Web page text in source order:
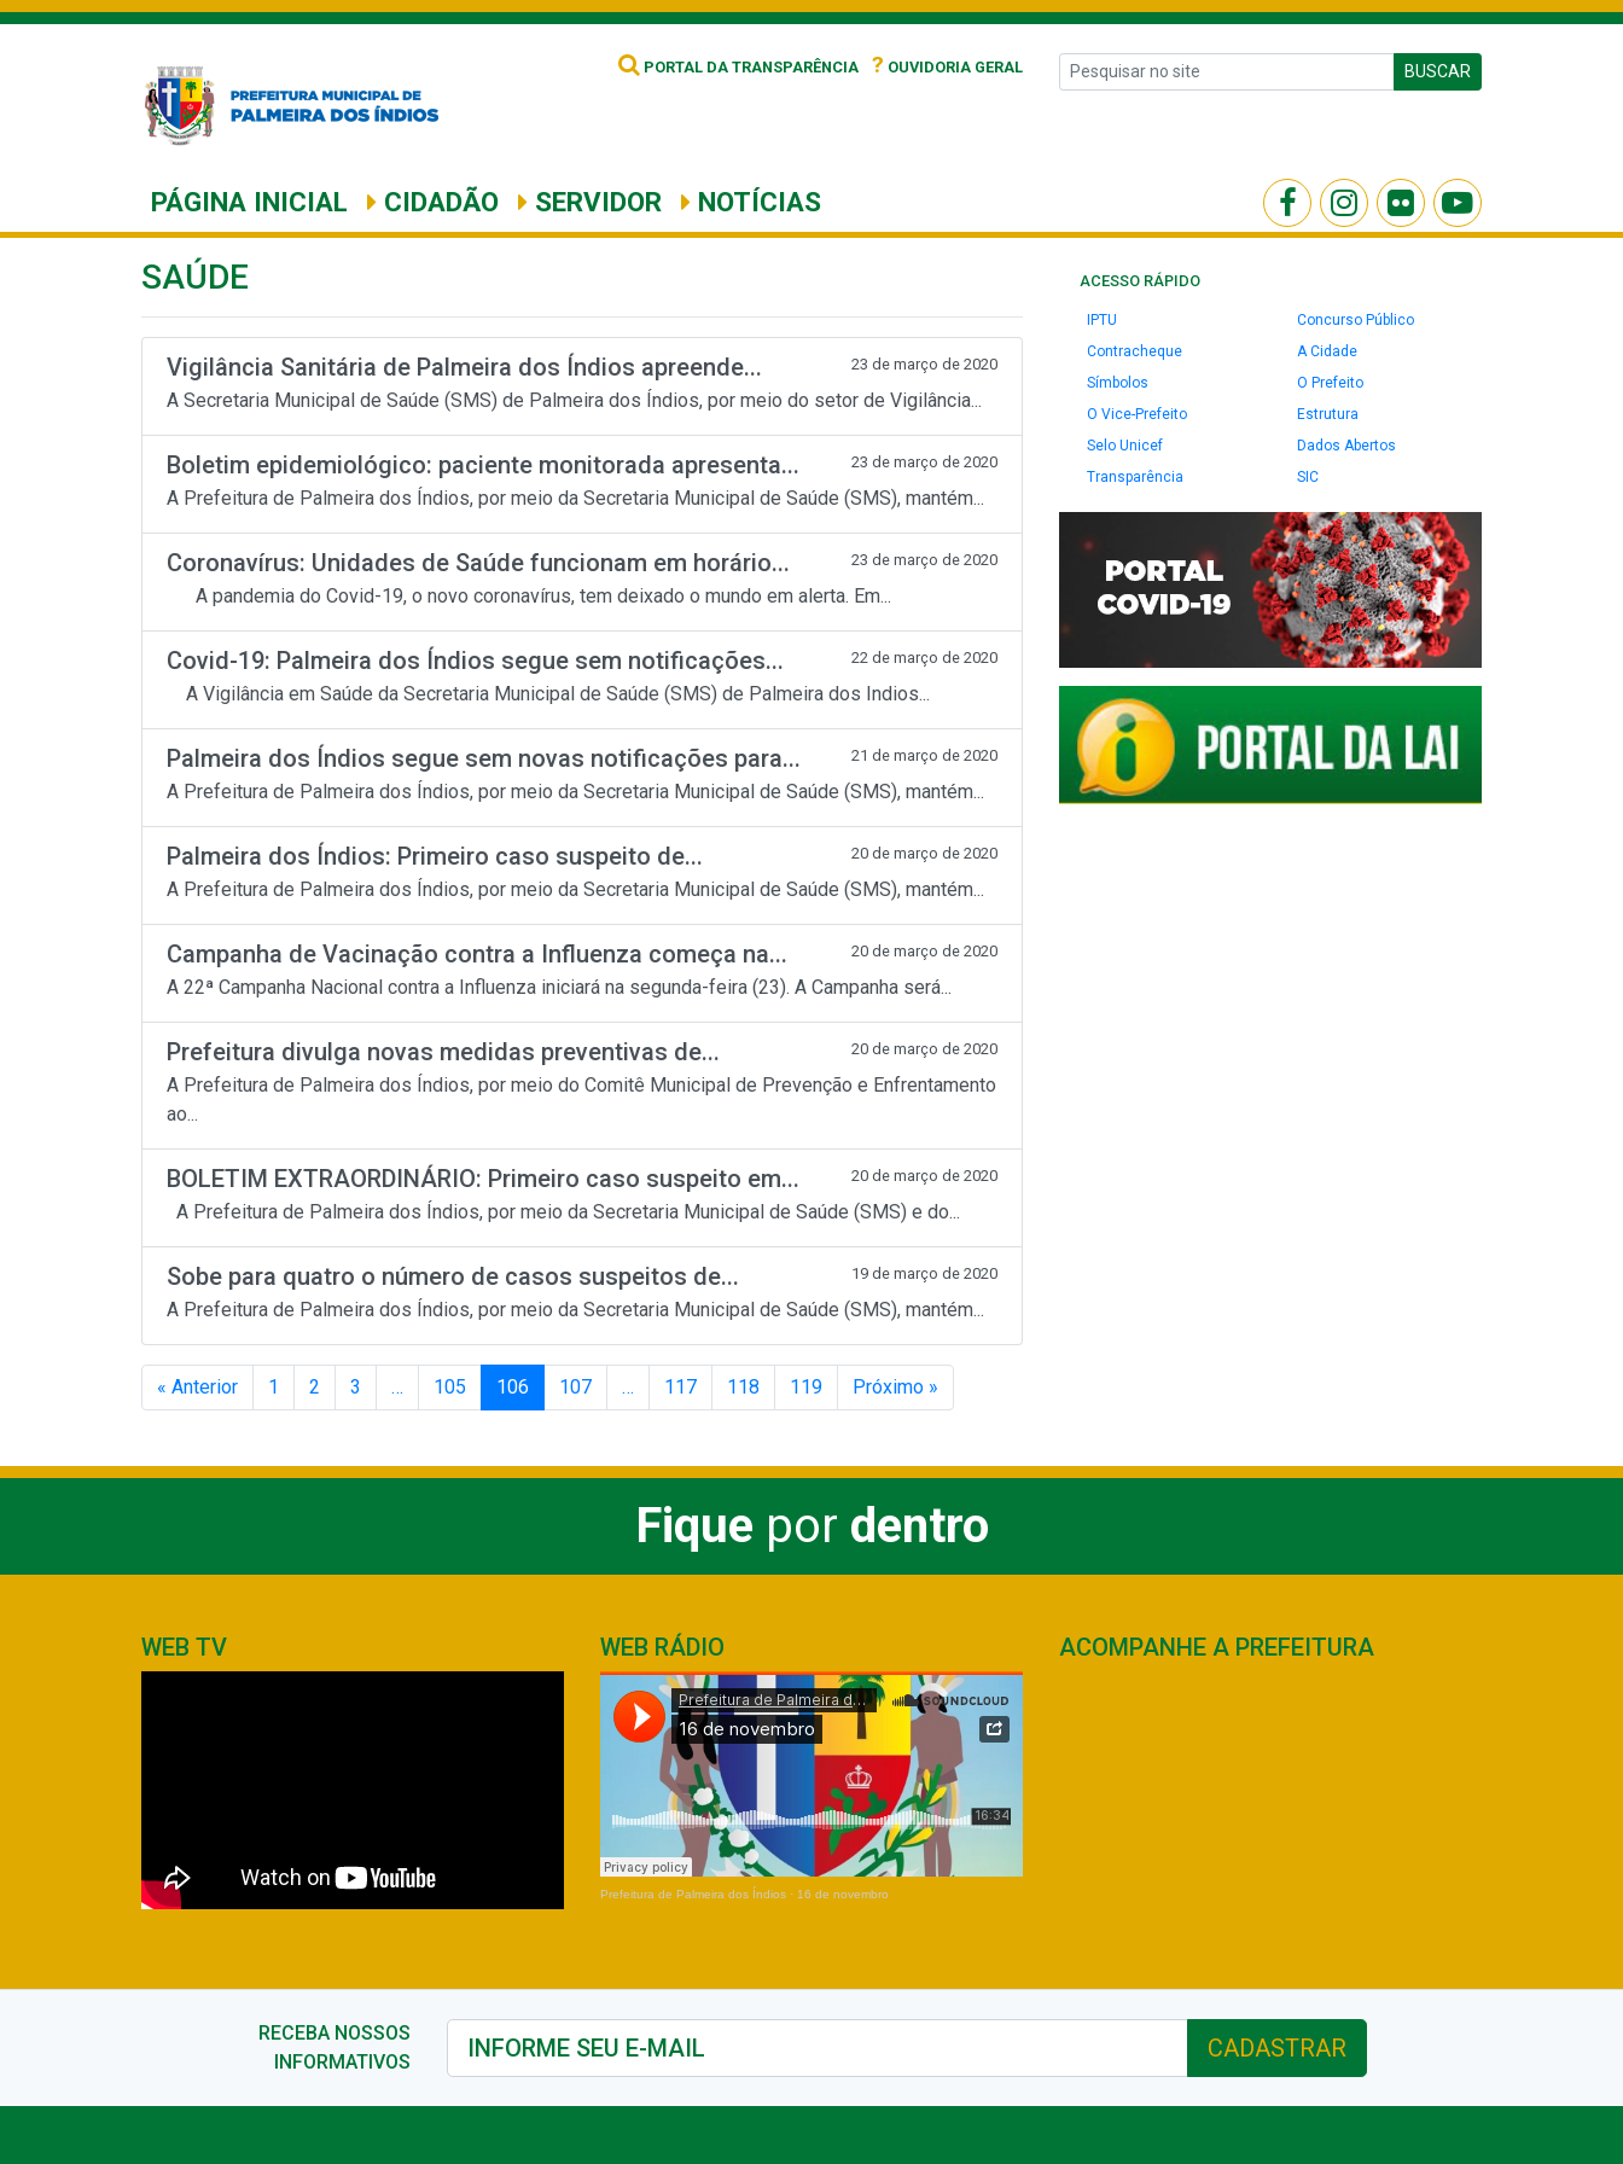
PORTAL DA TRANSPARÊNCIA ? OUVIDORIA GERAL BUSCAR
PÁGINA INICIAL CIDADÃO SERVIDOR NOTÍCIAS
SAÚDE
Vigilância Sanitária de Palmeira dos Índios apreende... 23 de março de 2020
A Secretaria Municipal de Saúde (SMS) de Palmeira dos Índios, por meio do setor de Vigilância...
Boletim epidemiológico: paciente monitorada apresenta... 23 de março de 2020
A Prefeitura de Palmeira dos Índios, por meio da Secretaria Municipal de Saúde (SMS), mantém...
Coronavírus: Unidades de Saúde funcionam em horário... 23 de março de 2020
A pandemia do Covid-19, o novo coronavírus, tem deixado o mundo em alerta. Em...
Covid-19: Palmeira dos Índios segue sem notificações... 22 de março de 2020
A Vigilância em Saúde da Secretaria Municipal de Saúde (SMS) de Palmeira dos Indios...
Palmeira dos Índios segue sem novas notificações para... 21 de março de 2020
A Prefeitura de Palmeira dos Índios, por meio da Secretaria Municipal de Saúde (SMS), mantém...
Palmeira dos Índios: Primeiro caso suspeito de... 20 de março de 2020
A Prefeitura de Palmeira dos Índios, por meio da Secretaria Municipal de Saúde (SMS), mantém...
Campanha de Vacinação contra a Influenza começa na... 20 de março de 2020
A 22ª Campanha Nacional contra a Influenza iniciará na segunda-feira (23). A Campanha será...
Prefeitura divulga novas medidas preventivas de... 20 de março de 2020
A Prefeitura de Palmeira dos Índios, por meio do Comitê Municipal de Prevenção e Enfrentamento
ao...
BOLETIM EXTRAORDINÁRIO: Primeiro caso suspeito em... 20 de março de 2020
A Prefeitura de Palmeira dos Índios, por meio da Secretaria Municipal de Saúde (SMS) e do...
Sobe para quatro o número de casos suspeitos de... 19 de março de 2020
A Prefeitura de Palmeira dos Índios, por meio da Secretaria Municipal de Saúde (SMS), mantém...
« Anterior 1 2 3 … 105 106 107 … 117 118 119 Próximo »
ACESSO RÁPIDO
IPTU
Concurso Público
Contracheque
A Cidade
Símbolos
O Prefeito
O Vice-Prefeito
Estrutura
Selo Unicef
Dados Abertos
Transparência
SIC
Fique por dentro
WEB TV WEB RÁDIO
Prefeitura de Palmeira dos Índios · 16 de novembro
ACOMPANHE A PREFEITURA
RECEBA NOSSOS
INFORMATIVOS
CADASTRAR